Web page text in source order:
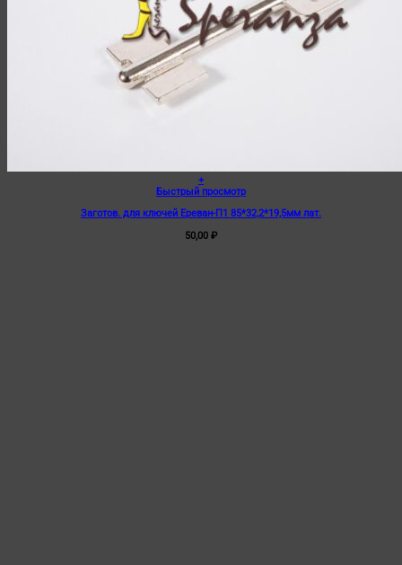
+
Быстрый просмотр
Заготов. для ключей Ереван-П1 85*32,2*19,5мм лат.
50,00 ₽